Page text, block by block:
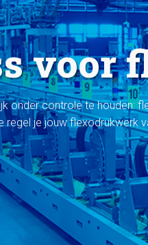
voor
onder controle te houden:
regel je jouw flexodrukwerk